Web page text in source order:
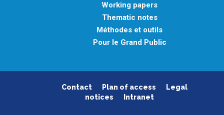
Working papers
Thematic notes
Méthodes et outils
Pour le Grand Public
Contact Plan of access
Legal
notices
Intranet